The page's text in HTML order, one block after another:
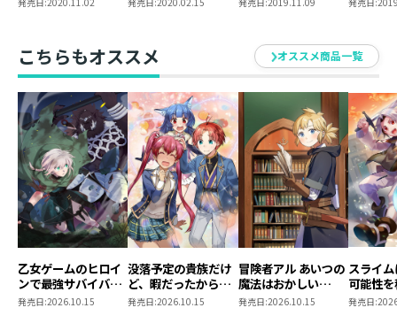
こちらもオススメ オススメ商品一覧
乙女ゲームのヒロイ
ンで最強サバイバル
@COMIC 第9巻
発売日:2026.10.15
没落予定の貴族だけ
ど、暇だったから魔
法を極めてみた
発売日:2026.10.15
冒険者アル あいつの
魔法はおかしい
@COMIC 第5巻
発売日:2026.10.15
スライ
可能性
～２回
発売日: